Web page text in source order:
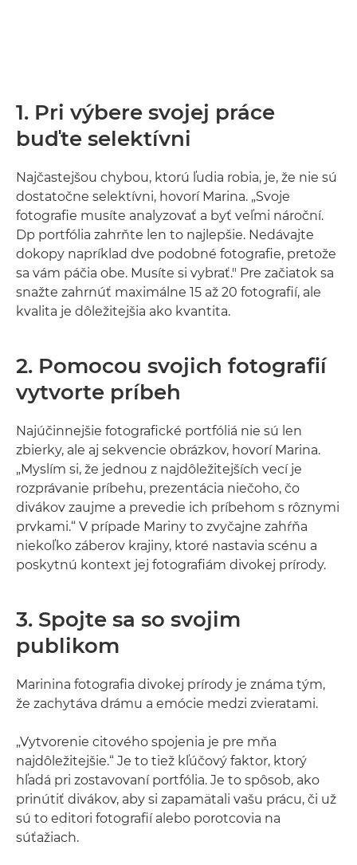
1. Pri výbere svojej práce
buďte selektívni
Najčastejšou chybou, ktorú ľudia robia, je, že nie sú
dostatočne selektívni, hovorí Marina. „Svoje
fotografie musíte analyzovať a byť veľmi nároční.
Dp portfólia zahrňte len to najlepšie. Nedávajte
dokopy napríklad dve podobné fotografie, pretože
sa vám páčia obe. Musíte si vybrať." Pre začiatok sa
snažte zahrnúť maximálne 15 až 20 fotografií, ale
kvalita je dôležitejšia ako kvantita.
2. Pomocou svojich fotografií
vytvorte príbeh
Najúčinnejšie fotografické portfóliá nie sú len
zbierky, ale aj sekvencie obrázkov, hovorí Marina.
„Myslím si, že jednou z najdôležitejších vecí je
rozprávanie príbehu, prezentácia niečoho, čo
divákov zaujme a prevedie ich príbehom s rôznymi
prvkami.“ V prípade Mariny to zvyčajne zahŕňa
niekoľko záberov krajiny, ktoré nastavia scénu a
poskytnú kontext jej fotografiám divokej prírody.
3. Spojte sa so svojim
publikom
Marinina fotografia divokej prírody je známa tým,
že zachytáva drámu a emócie medzi zvieratami.
„Vytvorenie citového spojenia je pre mňa
najdôležitejšie.“ Je to tiež kľúčový faktor, ktorý
hľadá pri zostavovaní portfólia. Je to spôsob, ako
prinútiť divákov, aby si zapamätali vašu prácu, či už
sú to editori fotografií alebo porotcovia na
súťažiach.